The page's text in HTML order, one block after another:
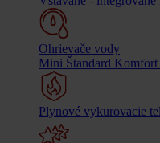
Ohrievače vody
Mini Štandard Komfort
Plynové vykurovacie